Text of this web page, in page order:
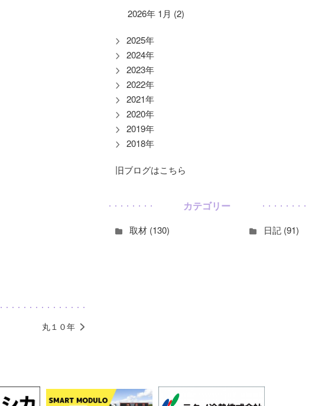
丸１０年
2026年 1月 (2)
2025年
2024年
2023年
2022年
2021年
2020年
2019年
2018年
旧ブログはこちら
カテゴリー
取材 (130) 日記 (91)